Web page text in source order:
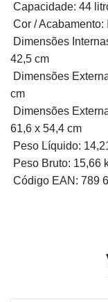
Capacidade: 44
Cor / Acabamento:
Dimensões
42,5 cm
Dimensões
cm
Dimensões
61,6 x 54,4 cm
Peso Líquido:
Peso Bruto: 15,66
Código EAN: 789